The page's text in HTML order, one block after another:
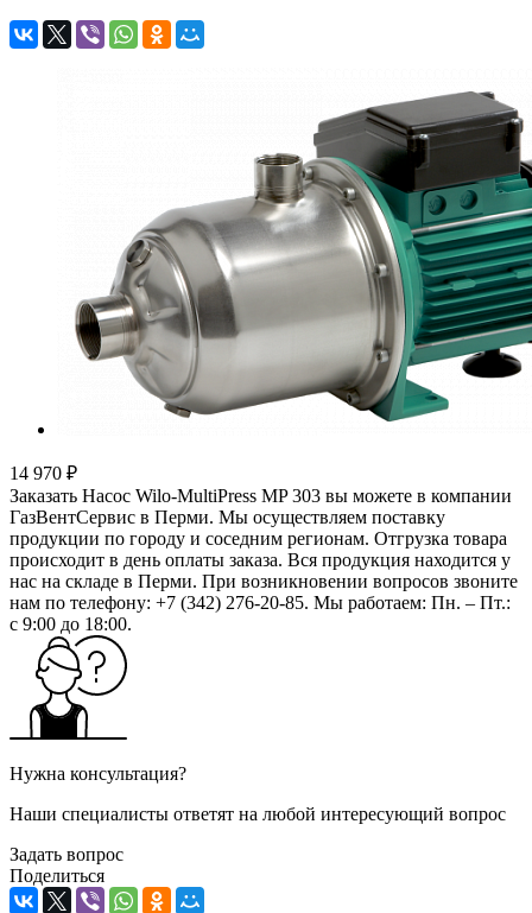
14 970 ₽
Заказать Насос Wilo-MultiPress MP 303 вы можете в компании
ГазВентСервис в Перми. Мы осуществляем поставку
продукции по городу и соседним регионам. Отгрузка товара
происходит в день оплаты заказа. Вся продукция находится у
нас на складе в Перми. При возникновении вопросов звоните
нам по телефону: +7 (342) 276-20-85. Мы работаем: Пн. – Пт.:
с 9:00 до 18:00.
Нужна консультация?
Наши специалисты ответят на любой интересующий вопрос
Задать вопрос
Поделиться